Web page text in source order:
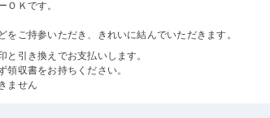
ＯＫです。
をご持参いただき、きれいに結んでいただきます。
と引き換えでお支払いします。
領収書をお持ちください。
ません